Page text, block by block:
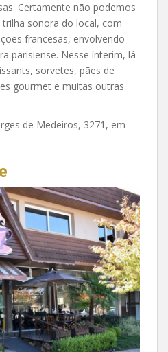
Certamente não podemos
sonora do local, com
francesas, envolvendo
parisiense. Nesse ínterim, lá
sorvetes, pães de
gourmet e muitas outras
de Medeiros, 3271, em